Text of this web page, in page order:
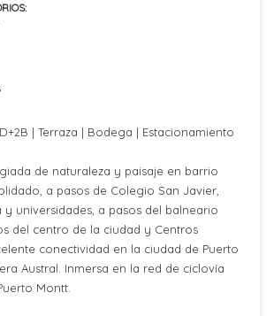
| Terraza | Bodega | Estacionamiento
de naturaleza y paisaje en barrio
a pasos de Colegio San Javier,
y universidades, a pasos del balneario
del centro de la ciudad y Centros
conectividad en la ciudad de Puerto
Austral. Inmersa en la red de ciclovía
Montt.